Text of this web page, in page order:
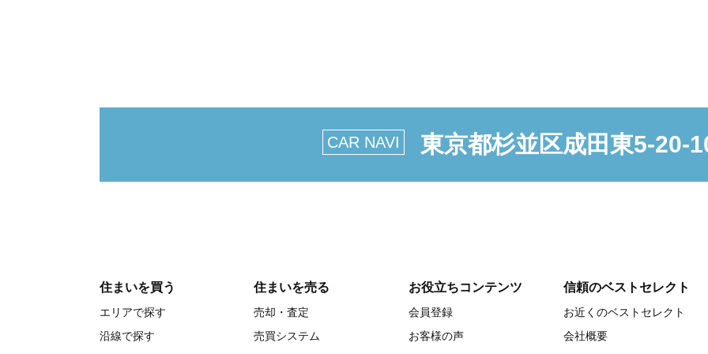
CAR NAVI 東京都杉並区成田東5-20-
住まいを買う
エリアで探す
沿線で探す
住まいを売る
売却・査定
売買システム
お役立ちコンテンツ
会員登録
お客様の声
信頼のベストセレクト
お近くのベストセレクト
会社概要